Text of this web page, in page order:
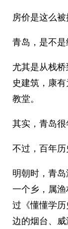
房价是这么被
青岛，是不
尤其是从栈
史建筑，康
教堂。
其实，青岛很
不过，百年历
明朝时，青
一个乡，属
过《懂懂学
边的烟台、